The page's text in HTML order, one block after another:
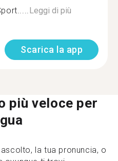
Leggi di più
Scarica la app
più veloce per
la tua pronuncia, o